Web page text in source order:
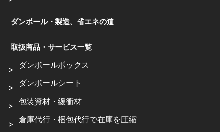
ダンボール・製造、省エネの道
取扱商品・サービス一覧
ダンボールボックス
ダンボールシート
包装資材・緩衝材
倉庫代行・梱包代行で在庫を圧縮